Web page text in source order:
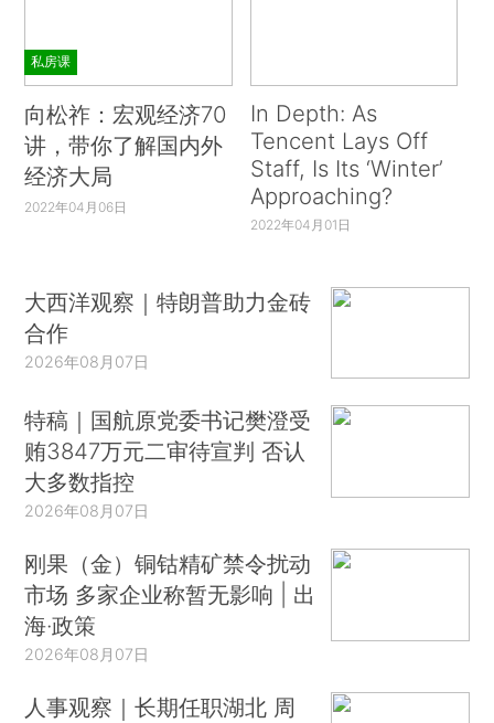
私房课
向松祚：宏观经济70
讲，带你了解国内外
经济大局
2022年04月06日
In Depth: As
Tencent Lays Off
Staff, Is Its ‘Winter’
Approaching?
2022年04月01日
大西洋观察｜特朗普助力金砖
合作
2026年08月07日
特稿｜国航原党委书记樊澄受
贿3847万元二审待宣判 否认
大多数指控
2026年08月07日
刚果（金）铜钴精矿禁令扰动
市场 多家企业称暂无影响 | 出
海·政策
2026年08月07日
人事观察｜长期任职湖北 周